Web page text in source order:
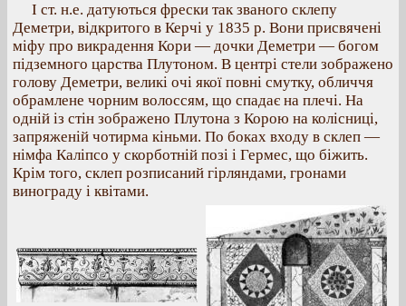
І ст. н.е. датуються фрески так званого склепу
Деметри, відкритого в Керчі у 1835 р. Вони присвячені
міфу про викрадення Кори — дочки Деметри — богом
підземного царства Плутоном. В центрі стели зображено
голову Деметри, великі очі якої повні смутку, обличчя
обрамлене чорним волоссям, що спадає на плечі. На
одній із стін зображено Плутона з Корою на колісниці,
запряженій чотирма кіньми. По боках входу в склеп —
німфа Каліпсо у скорботній позі і Гермес, що біжить.
Крім того, склеп розписаний гірляндами, гронами
винограду і квітами.